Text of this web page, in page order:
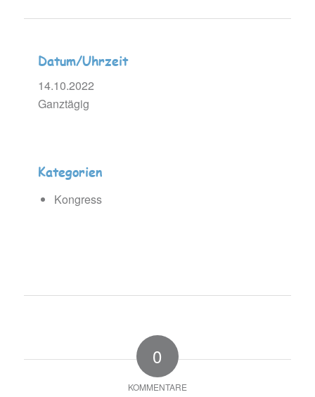
Datum/Uhrzeit
14.10.2022
Ganztägig
Kategorien
Kongress
0
KOMMENTARE